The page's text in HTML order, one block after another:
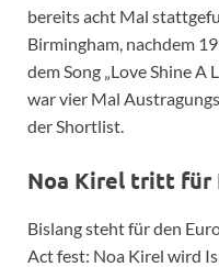
bereits acht Mal
Birmingham, nachdem
dem Song „Love Shine
war vier Mal
der Shortlist.
Noa Kirel tritt für
Bislang steht für den
Act fest: Noa Kirel wird